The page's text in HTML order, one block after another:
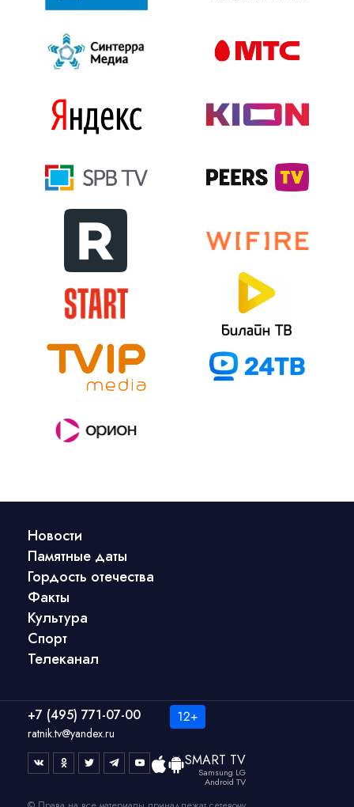
Новости
Памятные даты
Гордость отечества
Факты
Культура
Спорт
Телеканал
+7 (495) 771-07-00
ratnik.tv@yandex.ru
SMART TV
Samsung LG
Android TV